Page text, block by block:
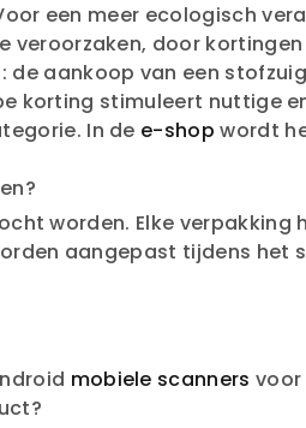
een meer ecologisch
door
aankoop van een
korting stimuleert nuttige
In de e-shop wordt
worden. Elke
aangepast tijdens het
mobiele scanners voor